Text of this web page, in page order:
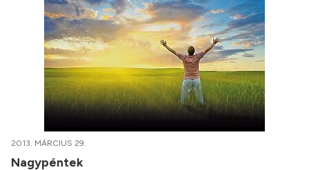
2013. MÁRCIUS 29.
Nagypéntek